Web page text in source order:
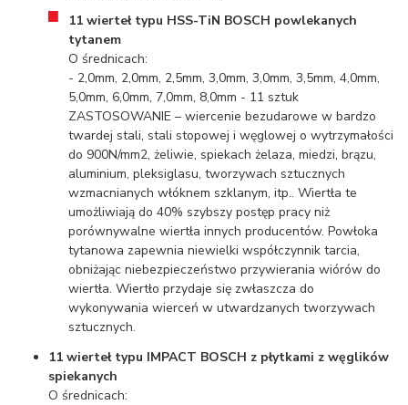
11 wierteł typu HSS-TiN BOSCH powlekanych
tytanem
O średnicach:
- 2,0mm, 2,0mm, 2,5mm,3,0mm, 3,0mm, 3,5mm, 4,0mm,
5,0mm, 6,0mm, 7,0mm, 8,0mm - 11 sztuk
ZASTOSOWANIE – wiercenie bezudarowe w bardzo
twardej stali, stali stopowej i węglowej o wytrzymałości
do 900N/mm2, żeliwie, spiekach żelaza, miedzi, brązu,
aluminium, pleksiglasu, tworzywach sztucznych
wzmacnianych włóknem szklanym, itp.. Wiertła te
umożliwiają do 40% szybszy postęp pracy niż
porównywalne wiertła innych producentów. Powłoka
tytanowa zapewnia niewielki współczynnik tarcia,
obniżając niebezpieczeństwo przywierania wiórów do
wiertła. Wiertło przydaje się zwłaszcza do
wykonywania wierceń w utwardzanych tworzywach
sztucznych.
11 wierteł typu IMPACT BOSCH z płytkami z węglików
spiekanych
O średnicach: